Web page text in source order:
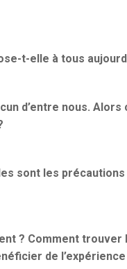
t-elle à tous
d’entre nous.
sont les précautions
? Comment trouver
de